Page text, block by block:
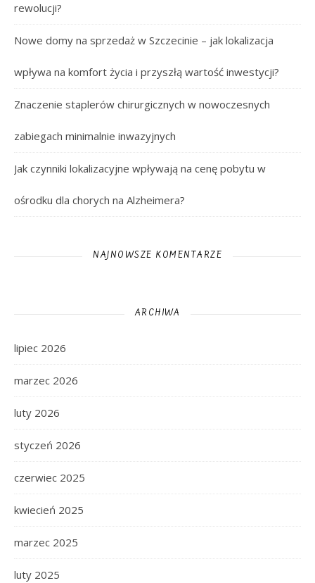
rewolucji?
Nowe domy na sprzedaż w Szczecinie – jak lokalizacja
wpływa na komfort życia i przyszłą wartość inwestycji?
Znaczenie staplerów chirurgicznych w nowoczesnych
zabiegach minimalnie inwazyjnych
Jak czynniki lokalizacyjne wpływają na cenę pobytu w
ośrodku dla chorych na Alzheimera?
NAJNOWSZE KOMENTARZE
ARCHIWA
lipiec 2026
marzec 2026
luty 2026
styczeń 2026
czerwiec 2025
kwiecień 2025
marzec 2025
luty 2025